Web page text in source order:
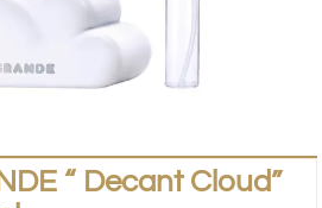
“ Decant Cloud”